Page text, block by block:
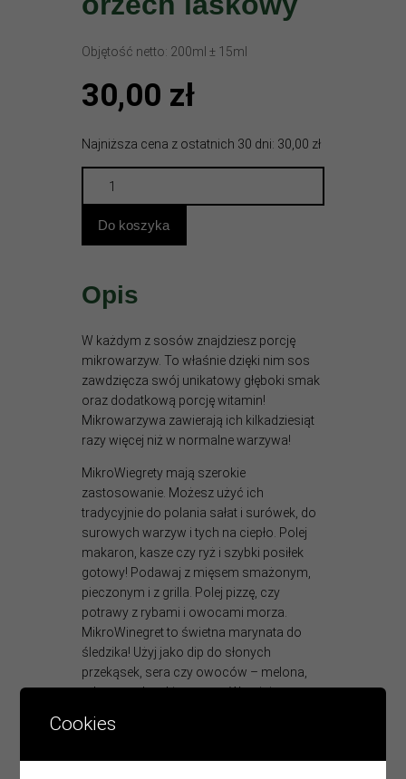
Objętość netto: 200ml ± 15ml
30,00 zł
Najniższa cena z ostatnich 30 dni: 30,00 zł
orzech
Do koszyka
Opis
W każdym z sosów znajdziesz porcję
mikrowarzyw. To właśnie dzięki nim sos
zawdzięcza swój unikatowy głęboki smak
oraz dodatkową porcję witamin!
Mikrowarzywa zawierają ich kilkadziesiąt
razy więcej niż w normalne warzywa!
MikroWiegrety mają szerokie
zastosowanie. Możesz użyć ich
tradycyjnie do polania sałat i surówek, do
surowych warzyw i tych na ciepło. Polej
makaron, kasze czy ryż i szybki posiłek
gotowy! Podawaj z mięsem smażonym,
pieczonym i z grilla. Polej pizzę, czy
potrawy z rybami i owocami morza.
MikroWinegret to świetna marynata do
śledzika! Użyj jako dip do słonych
przekąsek, sera czy owoców – melona,
arbuz, truskawki, ananas. W opisie
ulubione połączenia.
PS mikroWinegretów miało okazję
Cookies